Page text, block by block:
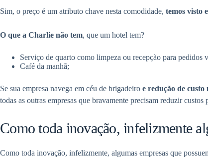
Sim, o preço é um atributo chave nesta comodidade, temos visto
O que a Charlie não tem, que um hotel tem?
Serviço de quarto como limpeza ou recepção para pedidos
Café da manhã;
Se sua empresa navega em céu de brigadeiro e redução de
todas as outras empresas que bravamente precisam reduzir
Como toda inovação, infelizmente
Como toda inovação, infelizmente, algumas empresas que